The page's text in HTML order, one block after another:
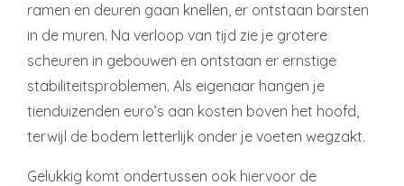
ramen en deuren gaan knellen, er ontstaan barsten
in de muren. Na verloop van tijd zie je grotere
scheuren in gebouwen en ontstaan er ernstige
stabiliteitsproblemen. Als eigenaar hangen je
tienduizenden euro’s aan kosten boven het hoofd,
terwijl de bodem letterlijk onder je voeten wegzakt.
Gelukkig komt ondertussen ook hiervoor de